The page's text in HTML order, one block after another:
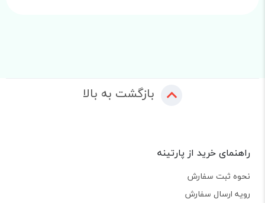
بازگشت به بالا
راهنمای خرید از پارتینه
نحوه ثبت سفارش
رویه ارسال سفارش